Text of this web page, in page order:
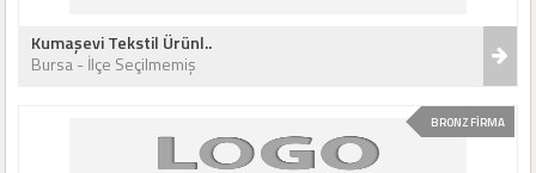
Kumaşevi Tekstil Ürünl..
Bursa - İlçe Seçilmemiş
BRONZ FİRMA